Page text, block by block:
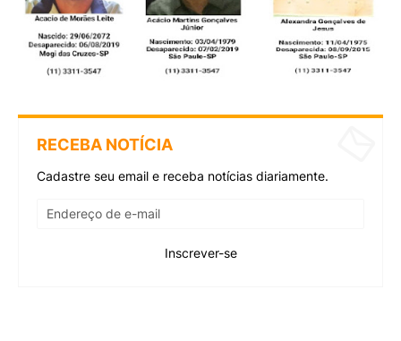
RECEBA NOTÍCIA
Cadastre seu email e receba notícias diariamente.